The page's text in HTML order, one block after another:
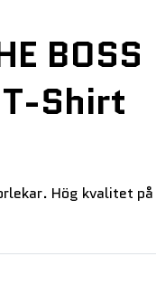
BOSS
Shirt
Hög kvalitet